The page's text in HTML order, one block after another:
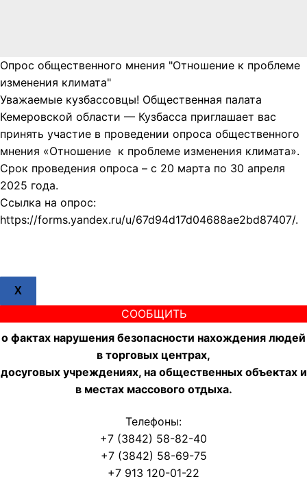
Опрос общественного мнения "Отношение к проблеме
изменения климата"
Уважаемые кузбассовцы! Общественная палата
Кемеровской области — Кузбасса приглашает вас
принять участие в проведении опроса общественного
мнения «Отношение к проблеме изменения климата».
Срок проведения опроса – с 20 марта по 30 апреля
2025 года.
Ссылка на опрос:
https://forms.yandex.ru/u/67d94d17d04688ae2bd87407/.
X
СООБЩИТЬ
о фактах нарушения безопасности нахождения людей
в торговых центрах,
досуговых учреждениях, на общественных объектах и
в местах массового отдыха.
Телефоны:
+7 (3842) 58-82-40
+7 (3842) 58-69-75
+7 913 120-01-22